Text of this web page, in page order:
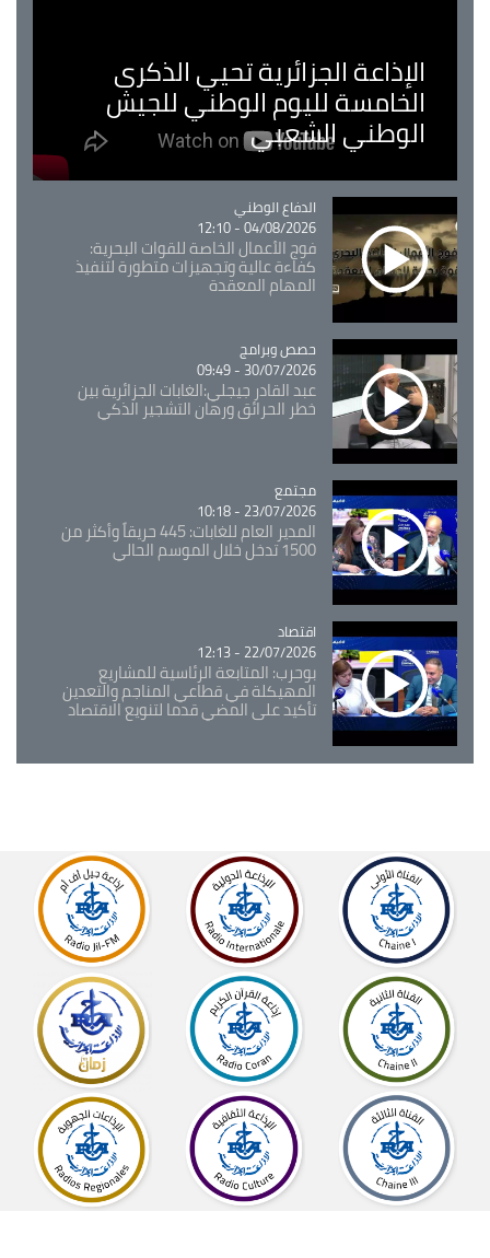
الإذاعة الجزائرية تحيي الذكرى
الخامسة لليوم الوطني للجيش
الوطني الشعبي
Catégorie
الدفاع الوطني
04/08/2026 - 12:10
فوج الأعمال الخاصة للقوات البحرية:
كفاءة عالية وتجهيزات متطورة لتنفيذ
المهام المعقدة
Catégorie
حصص وبرامج
30/07/2026 - 09:49
عبد القادر جيجلي:الغابات الجزائرية بين
خطر الحرائق ورهان التشجير الذكي
Catégorie
مجتمع
23/07/2026 - 10:18
المدير العام للغابات: 445 حريقاً وأكثر من
1500 تدخل خلال الموسم الحالي
Catégorie
اقتصاد
22/07/2026 - 12:13
بوحرب: المتابعة الرئاسية للمشاريع
المهيكلة في قطاعي المناجم والتعدين
تأكيد على المضي قدما لتنويع الاقتصاد